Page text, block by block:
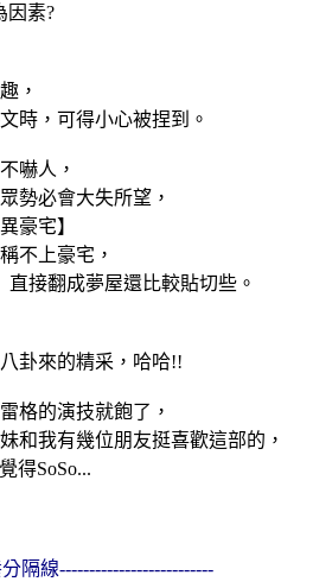
因素?
，
時，可得小心被捏到。
嚇人，
勢必會大失所望，
豪宅】
不上豪宅，
直接翻成夢屋還比較貼切些。
卦來的精采，哈哈!!
格的演技就飽了，
和我有幾位朋友挺喜歡這部的，
得SoSo...
隔線--------------------------